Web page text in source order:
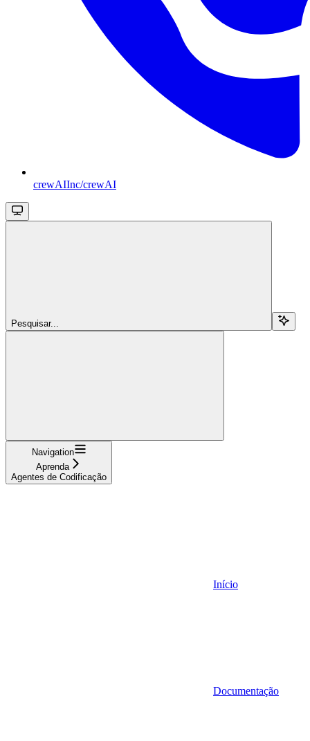
crewAIInc/crewAI
Pesquisar...
Navigation
Aprenda
Agentes de Codificação
Início
Documentação